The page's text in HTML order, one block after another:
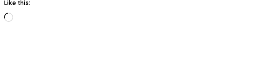
Like this:
Loading…